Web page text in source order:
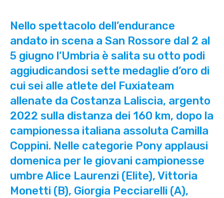
Nello spettacolo dell’endurance
andato in scena a San Rossore dal 2 al
5 giugno l’Umbria è salita su otto podi
aggiudicandosi sette medaglie d’oro di
cui sei alle atlete del Fuxiateam
allenate da Costanza Laliscia, argento
2022 sulla distanza dei 160 km, dopo la
campionessa italiana assoluta Camilla
Coppini. Nelle categorie Pony applausi
domenica per le giovani campionesse
umbre Alice Laurenzi (Elite), Vittoria
Monetti (B), Giorgia Pecciarelli (A),